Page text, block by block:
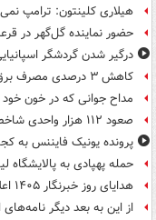
هیلاری کلینتون: ترامپ
حضور نماینده گل‌گهر در
درگیر شدن گردشگر
کاهش ۳ درصدی مصرف برق برای دومین سال متوالی
مداح جوانی که در خون
صعود ۱۱۲ هزار واحدی شاخص بورس در معاملات امروز
پرونده یونیک فایننس به
حمله پهپادی به پالایشگاه
هدایای روز خبرنگار ۱۴۰۵ اعلام شد
از این به بعد دیگر